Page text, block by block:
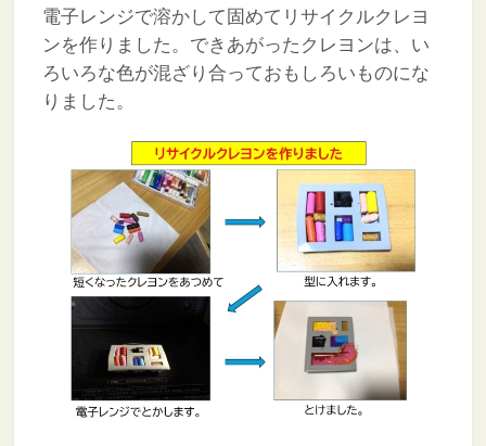
電子レンジで溶かして固めてリサイクルクレヨ
ンを作りました。できあがったクレヨンは、い
ろいろな色が混ざり合っておもしろいものにな
りました。